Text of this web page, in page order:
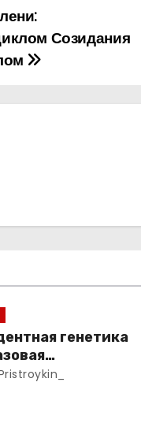
Созидания
генетика
полюса и